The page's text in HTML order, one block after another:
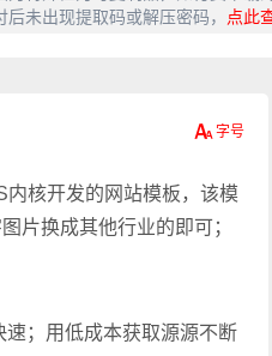
后未出现提取码或解压密码，
点此
核开发的网站模板，该模
片换成其他行业的即可；
；用低成本获取源源不断